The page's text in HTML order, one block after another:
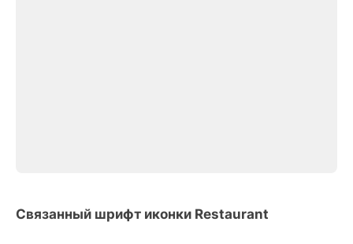
Связанный шрифт иконки Restaurant